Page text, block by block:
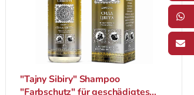
"Tajny Sibiry" Shampoo
"Farbschutz" für geschädigtes